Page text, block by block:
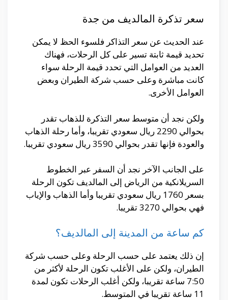
سعر تذكرة المالديف من جدة
عند الحديث عن سعر التذاكر فلسوء الحظ لا يمكن
تحديد قيمة ثابتة تسير على كل الرحلات، فهناك
العديد من العوامل التي تحدد قيمة الرحلة سواء
كانت مباشرة وعلى حسب شركة الطيران وبعض
العوامل الأخرى.
ولكن نجد أن متوسط سعر التذكرة للذهاب تقدر
بحوالي 2290 ريال سعودي تقريبا، وأما رحلة الذهاب
والعودة فإنها تقدر بحوالي 3590 ريال سعودي تقريبا.
على الجانب الآخر نجد أن السفر عبر الخطوط
السريلانكية من الرياض إلى المالديف تكون الرحلة
بسعر 1760 ريال سعودي تقريبا وأما الذهاب والإياب
فهي بحوالي 3270 تقريبا.
كم ساعة من المدينة إلى المالديف؟
إن ذلك يعتمد على حسب الرحلة وعلى حسب شركة
الطيران، ولكن على الأغلب تكون الرحلة لأكثر من
7:50 ساعة تقريبا، ولكن أغلب الرحلات تكون لمدة
11 ساعة تقريبا في المتوسط.